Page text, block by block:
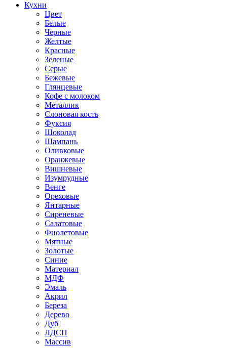
Кухни
Цвет
Белые
Черные
Желтые
Красные
Зеленые
Серые
Бежевые
Глянцевые
Кофе с молоком
Металлик
Слоновая кость
Фуксия
Шоколад
Шампань
Оливковые
Оранжевые
Вишневые
Изумрудные
Венге
Ореховые
Янтарные
Сиреневые
Салатовые
Фиолетовые
Мятные
Золотые
Синие
Материал
МДФ
Эмаль
Акрил
Береза
Дерево
Дуб
ЛДСП
Массив